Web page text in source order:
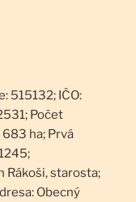
515132; IČO:
Počet
ha; Prvá
Rákoši, starosta;
Obecný